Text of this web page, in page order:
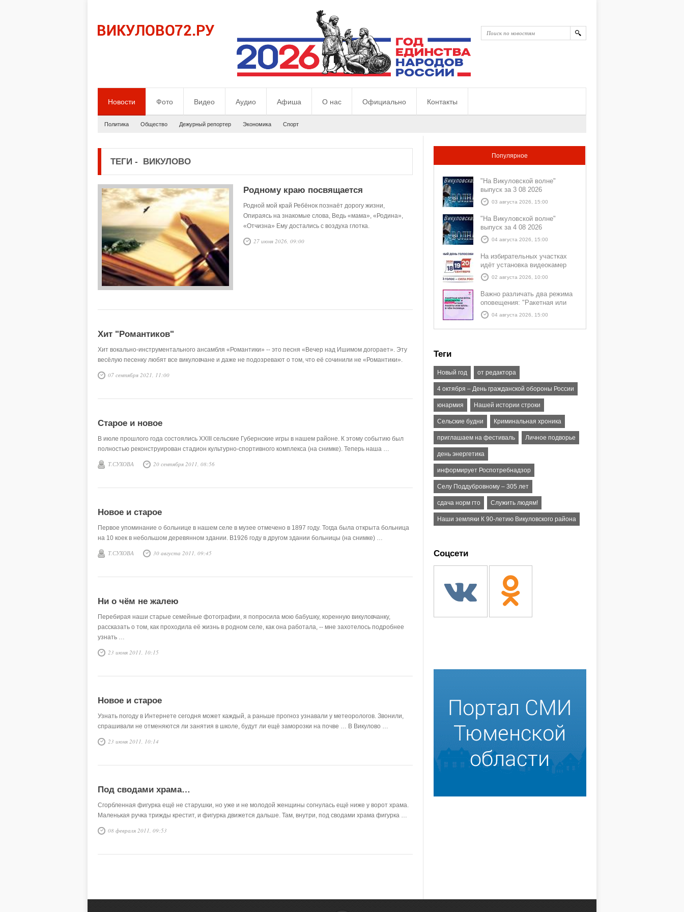
Новости Фото Видео Аудио Афиша О нас Официально Контакты
Политика Общество Дежурный репортер Экономика Спорт
ТЕГИ - ВИКУЛОВО
Родному краю посвящается
Родной мой край Ребёнок познаёт дорогу жизни,
Опираясь на знакомые слова, Ведь «мама», «Родина»,
«Отчизна» Ему достались с воздуха глотка.
27 июня 2026, 09:00
Хит "Романтиков"
Хит вокально-инструментального ансамбля «Романтики» -- это песня «Вечер над Ишимом догорает». Эту
весёлую песенку любят все викуловчане и даже не подозревают о том, что её сочинили не «Романтики».
07 сентября 2021, 11:00
Старое и новое
В июле прошлого года состоялись ХХIII сельские Губернские игры в нашем районе. К этому событию был
полностью реконструирован стадион культурно-спортивного комплекса (на снимке). Теперь наша …
Т.СУХОВА 20 сентября 2011, 08:56
Новое и старое
Первое упоминание о больнице в нашем селе в музее отмечено в 1897 году. Тогда была открыта больница
на 10 коек в небольшом деревянном здании. В1926 году в другом здании больницы (на снимке) …
Т.СУХОВА 30 августа 2011, 09:45
Ни о чём не жалею
Перебирая наши старые семейные фотографии, я попросила мою бабушку, коренную викуловчанку,
рассказать о том, как проходила её жизнь в родном селе, как она работала, -- мне захотелось подробнее
узнать …
23 июня 2011, 10:15
Новое и старое
Узнать погоду в Интернете сегодня может каждый, а раньше прогноз узнавали у метеорологов. Звонили,
спрашивали не отменяются ли занятия в школе, будут ли ещё заморозки на почве … В Викулово …
23 июня 2011, 10:14
Под сводами храма…
Сгорбленная фигурка ещё не старушки, но уже и не молодой женщины согнулась ещё ниже у ворот храма.
Маленькая ручка трижды крестит, и фигурка движется дальше. Там, внутри, под сводами храма фигурка …
08 февраля 2011, 09:53
Популярное
"На Викуловской волне"
выпуск за 3 08 2026
03 августа 2026, 15:00
"На Викуловской волне"
выпуск за 4 08 2026
04 августа 2026, 15:00
На избирательных участках
идёт установка видеокамер
02 августа 2026, 10:00
Важно различать два режима
оповещения: "Ракетная или
БПЛА опасность" и "Угроза
атаки ракеты или БПЛА"
04 августа 2026, 15:00
Теги
Новый год от редактора
4 октября – День гражданской обороны России
юнармия Нашей истории строки
Сельские будни Криминальная хроника
приглашаем на фестиваль Личное подворье
день энергетика
информирует Роспотребнадзор
Селу Поддубровному – 305 лет
сдача норм гто Служить людям!
Наши земляки К 90-летию Викуловского района
Соцсети